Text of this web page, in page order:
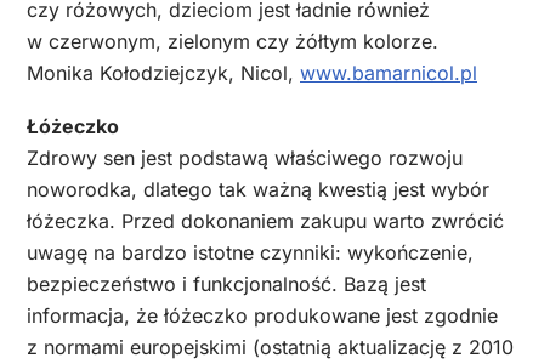
czy różowych, dzieciom jest ładnie również
w czerwonym, zielonym czy żółtym kolorze.
Monika Kołodziejczyk, Nicol, www.bamarnicol.pl
Łóżeczko
Zdrowy sen jest podstawą właściwego rozwoju
noworodka, dlatego tak ważną kwestią jest wybór
łóżeczka. Przed dokonaniem zakupu warto zwrócić
uwagę na bardzo istotne czynniki: wykończenie,
bezpieczeństwo i funkcjonalność. Bazą jest
informacja, że łóżeczko produkowane jest zgodnie
z normami europejskimi (ostatnią aktualizację z 2010